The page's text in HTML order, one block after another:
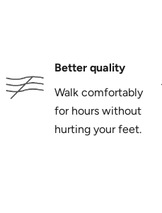
Better quality
Walk comfortably
for hours without
hurting your feet.